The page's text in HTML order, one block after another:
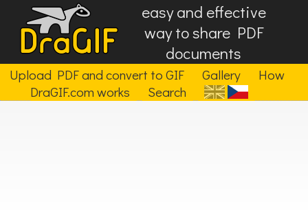
easy and effective
way to share PDF
documents
Upload PDF and convert to GIF Gallery
How
DraGIF.com works
Search